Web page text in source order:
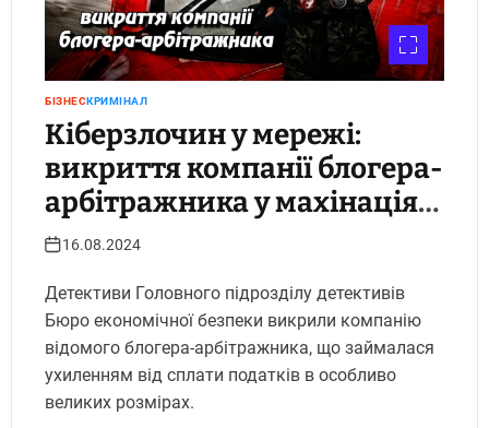
БІЗНЕСКРИМІНАЛ
Кіберзлочин у мережі:
викриття компанії блогера-
арбітражника у махінаціях
на понад 1 мільярд гривень
16.08.2024
Детективи Головного підрозділу детективів
Бюро економічної безпеки викрили компанію
відомого блогера-арбітражника, що займалася
ухиленням від сплати податків в особливо
великих розмірах.